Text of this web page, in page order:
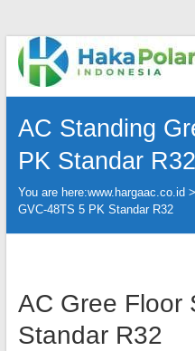
Skip
content
Telp
:
(021)
|
WA
:
081919232328
|
AC Standing
PK Standar R32
You are here:www.hargaac.co.id >
GVC-48TS 5 PK Standar R32
AC Gree Floor
Standar R32